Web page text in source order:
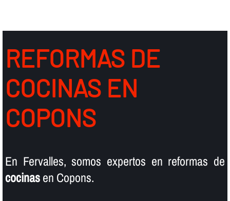
REFORMAS DE
COCINAS EN
COPONS
En Fervalles, somos expertos en reformas de
cocinasen Copons.